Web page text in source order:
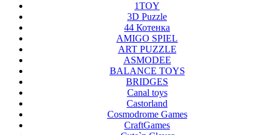
1TOY
3D Puzzle
44 Котенка
AMIGO SPIEL
ART PUZZLE
ASMODEE
BALANCE TOYS
BRIDGES
Canal toys
Castorland
Cosmodrome Games
CraftGames